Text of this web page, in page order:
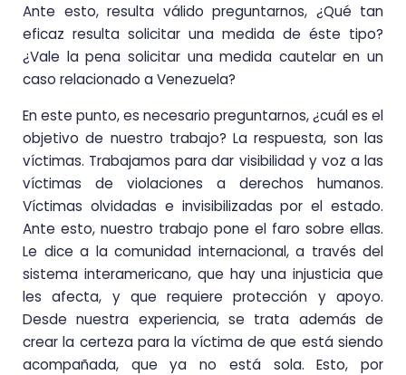
Ante esto, resulta válido preguntarnos, ¿Qué tan
eficaz resulta solicitar una medida de éste tipo?
¿Vale la pena solicitar una medida cautelar en un
caso relacionado a Venezuela?
En este punto, es necesario preguntarnos, ¿cuál es el
objetivo de nuestro trabajo? La respuesta, son las
víctimas. Trabajamos para dar visibilidad y voz a las
víctimas de violaciones a derechos humanos.
Víctimas olvidadas e invisibilizadas por el estado.
Ante esto, nuestro trabajo pone el faro sobre ellas.
Le dice a la comunidad internacional, a través del
sistema interamericano, que hay una injusticia que
les afecta, y que requiere protección y apoyo.
Desde nuestra experiencia, se trata además de
crear la certeza para la víctima de que está siendo
acompañada, que ya no está sola. Esto, por